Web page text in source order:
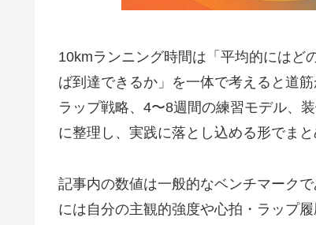
10kmランニング時間は「平均的にはど
ば到達できるか」を一体で考えると道
ラップ戦略、4〜8週間の練習モデル、
に整理し、実践に落とし込める形でまと
記事内の数値は一般的なベンチマーク
には自分の主観的強度や心拍・ラップ